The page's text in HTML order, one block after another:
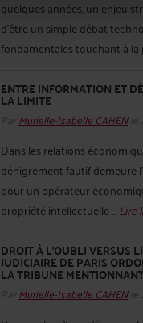
quelques années, un enjeu
d’être un simple débat
fondamentales touchant à la
ENTRE INFORMATION ET
LA LIMITE
Par Murielle-Isabelle CAHENle
Dans les relations
dénigrement fautif demeure
pour un opérateur
propriété intellectuelle ...Lire
DROIT À L’OUBLI VERSUS
JUDICIAIRE DE PARIS
LA TRIBUNE
Par Murielle-Isabelle CAHENle